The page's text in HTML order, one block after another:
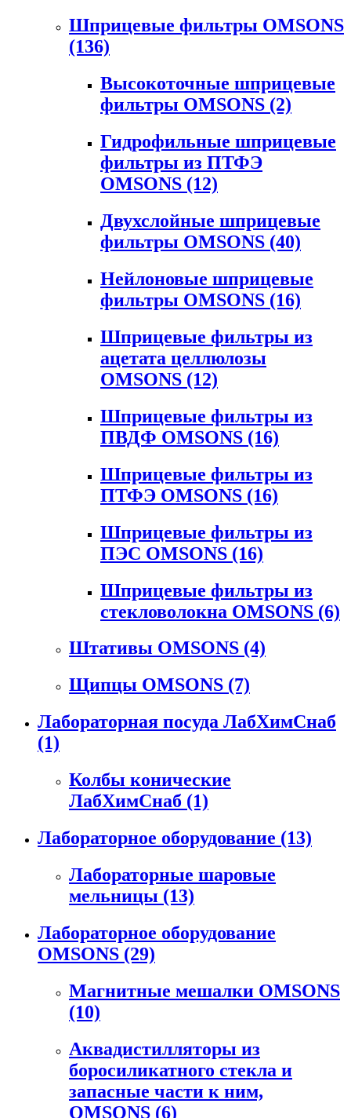
Шприцевые фильтры OMSONS
(136)
Высокоточные шприцевые
фильтры OMSONS (2)
Гидрофильные шприцевые
фильтры из ПТФЭ
OMSONS (12)
Двухслойные шприцевые
фильтры OMSONS (40)
Нейлоновые шприцевые
фильтры OMSONS (16)
Шприцевые фильтры из
ацетата целлюлозы
OMSONS (12)
Шприцевые фильтры из
ПВДФ OMSONS (16)
Шприцевые фильтры из
ПТФЭ OMSONS (16)
Шприцевые фильтры из
ПЭС OMSONS (16)
Шприцевые фильтры из
стекловолокна OMSONS (6)
Штативы OMSONS (4)
Щипцы OMSONS (7)
Лабораторная посуда ЛабХимСнаб
(1)
Колбы конические
ЛабХимСнаб (1)
Лабораторное оборудование (13)
Лабораторные шаровые
мельницы (13)
Лабораторное оборудование
OMSONS (29)
Магнитные мешалки OMSONS
(10)
Аквадистилляторы из
боросиликатного стекла и
запасные части к ним,
OMSONS (6)